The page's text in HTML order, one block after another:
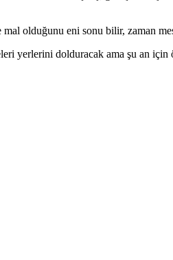
olduğunu eni sonu bilir, zaman
yerlerini dolduracak ama şu an için